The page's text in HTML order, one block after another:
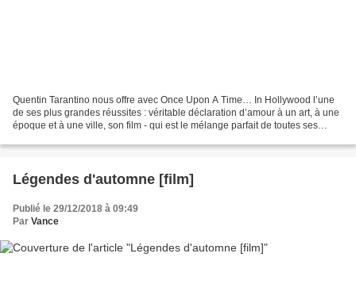
Quentin Tarantino nous offre avec Once Upon A Time… In Hollywood l’une
de ses plus grandes réussites : véritable déclaration d’amour à un art, à une
époque et à une ville, son film - qui est le mélange parfait de toutes ses
Légendes d'automne [film]
Publié le 29/12/2018 à 09:49
Par Vance